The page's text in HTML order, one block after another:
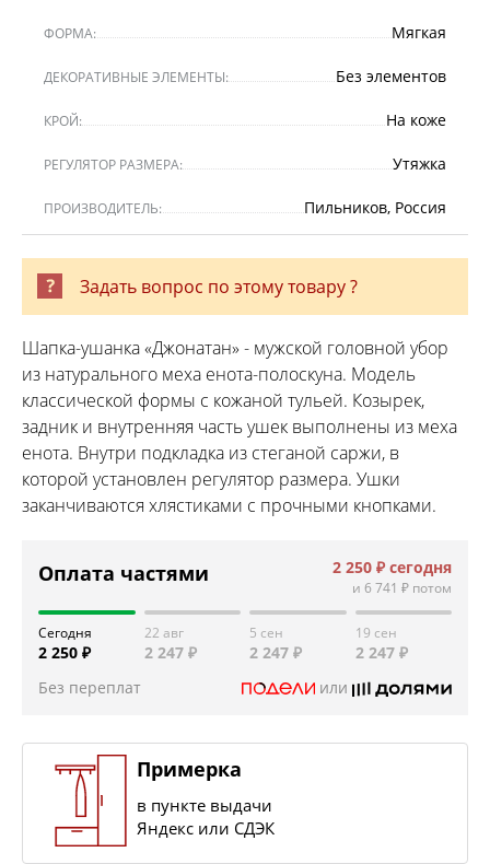
ФОРМА: Мягкая
ДЕКОРАТИВНЫЕ ЭЛЕМЕНТЫ: Без элементов
КРОЙ: На коже
РЕГУЛЯТОР РАЗМЕРА: Утяжка
ПРОИЗВОДИТЕЛЬ: Пильников, Россия
Задать вопрос по этому товару ?
Шапка-ушанка «Джонатан» - мужской головной убор
из натурального меха енота-полоскуна. Модель
классической формы с кожаной тульей. Козырек,
задник и внутренняя часть ушек выполнены из меха
енота. Внутри подкладка из стеганой саржи, в
которой установлен регулятор размера. Ушки
заканчиваются хлястиками с прочными кнопками.
Оплата частями 2 250 ₽ сегодня
и 6 741 ₽ потом
Сегодня
2 250 ₽
22 авг
2 247 ₽
5 сен
2 247 ₽
19 сен
2 247 ₽
Без переплат
или
Примерка
в пункте выдачи
Яндекс или СДЭК